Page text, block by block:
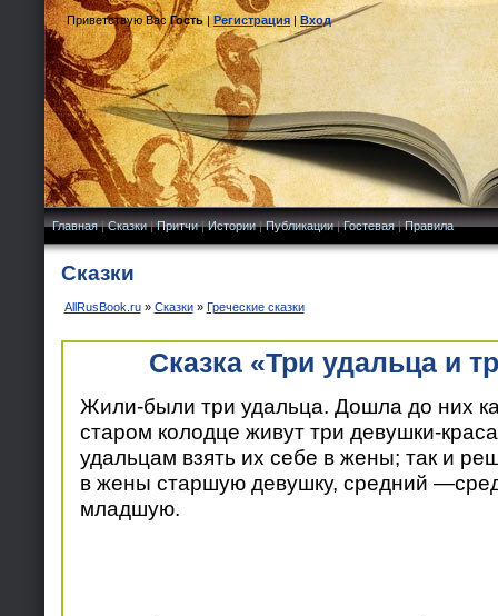
Приветствую Вас Гость|Регистрация|Вход
Главная|Сказки|Притчи|Истории|Публикации|Гостевая|Правила
Сказки
AllRusBook.ru» Сказки» Греческие сказки
Сказка «Три удальца и
Жили-были три удальца. Дошла до них
старом колодце живут три девушки-
удальцам взять их себе в жены; так и
в жены старшую девушку, средний
младшую.